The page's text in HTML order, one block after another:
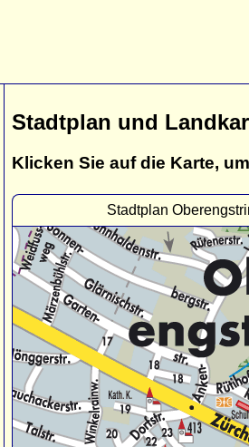
Stadtplan und
Klicken Sie auf die Karte,
Stadtplan